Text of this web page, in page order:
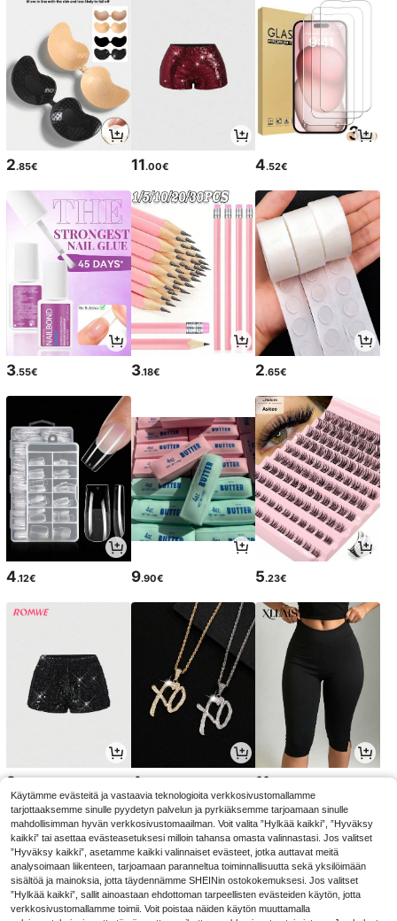
2.85€ 11.00€ 4.52€
3.55€ 3.18€ 2.65€
4.12€ 9.90€ 5.23€
9 4 11
Käytämme evästeitä ja vastaavia teknologioita verkkosivustomallamme
tarjottaaksemme sinulle pyydetyn palvelun ja pyrkiäksemme tarjoamaan sinulle
mahdollisimman hyvän verkkosivustomaailman. Voit valita ”Hylkää kaikki”, ”Hyväksy
kaikki” tai asettaa evästeasetuksesi milloin tahansa omasta valinnastasi. Jos valitset
”Hyväksy kaikki”, asetamme kaikki valinnaiset evästeet, jotka auttavat meitä
analysoimaan liikenteen, tarjoamaan paranneltua toiminnallisuutta sekä yksilöimään
sisältöä ja mainoksia, jotta täydennämme SHEINin ostokokemuksesi. Jos valitset
”Hylkää kaikki”, sallit ainoastaan ehdottoman tarpeellisten evästeiden käytön, jotta
verkkosivustomallamme toimii. Voit poistaa näiden käytön muuttamalla